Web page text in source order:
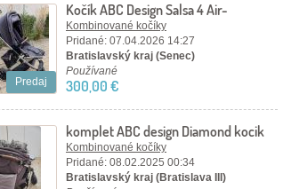
Predaj
Kočík ABC Design Salsa 4 Air-
trojkombinácia
Kombinované kočíky
Pridané: 07.04.2026 14:27
Bratislavský kraj (Senec)
Používané
300,00 €
komplet ABC design Diamond kocik
set
Kombinované kočíky
Pridané: 08.02.2025 00:34
Bratislavský kraj (Bratislava III)